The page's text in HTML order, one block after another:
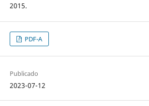
2015.
PDF-A
Publicado
2023-07-12